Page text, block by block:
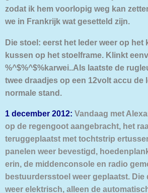
zodat ik hem voorlopig weg kan
we in Frankrijk wat gesetteld zijn.
Die stoel: eerst het leder weer op het
kussen op het stoelframe. Klinkt
%^$%^$%karwei..Als laatste de
twee draadjes op een 12volt accu de
normale stand.
1 december 2012: Vandaag met
op de regengoot aangebracht, het
teruggeplaatst met tochtstrip
panelen weer bevestigd,
erin, de middenconsole en radio
bestuurdersstoel weer geplaatst. Die
weer elektrisch, alleen de